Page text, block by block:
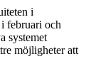
i
februari och
systemet
möjligheter att